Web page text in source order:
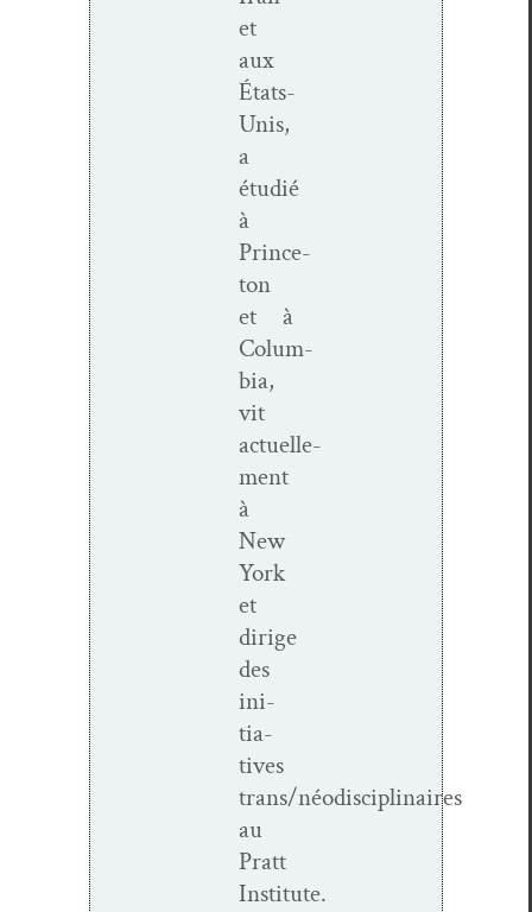
et
aux
États-
Unis,
a
étudié
à
Prince­
ton
et à
Colum­
bia,
vit
actuelle­
ment
à
New
York
et
dirige
des
ini­
tia­
tives
trans/néodisciplinaires
au
Pratt
Institute.